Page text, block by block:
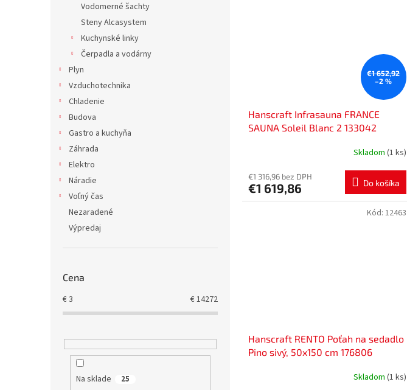
Vodomerné šachty
Steny Alcasystem
Kuchynské linky
Čerpadla a vodárny
Plyn
Vzduchotechnika
Chladenie
Budova
Gastro a kuchyňa
Záhrada
Elektro
Náradie
Voľný čas
Nezaradené
Výpredaj
Cena
€3 €14272
Na sklade 25
€1 652,92
–2 %
Hanscraft Infrasauna FRANCE
SAUNA Soleil Blanc 2 133042
Skladom (1 ks)
€1 316,96 bez DPH
€1 619,86 Do košíka
Hanscraft RENTO Poťah na sedadlo
Pino sivý, 50x150 cm 176806
Skladom (1 ks)
Kód: 12463